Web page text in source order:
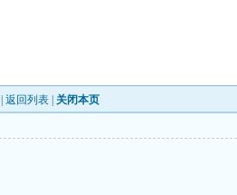
返回列表 关闭本页